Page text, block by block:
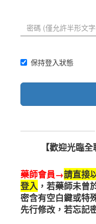
保持登入狀態
【歡迎光臨
藥師會員→請直接
登入 ， 若藥師未曾
密含有空白鍵或特
先行修改，若忘記